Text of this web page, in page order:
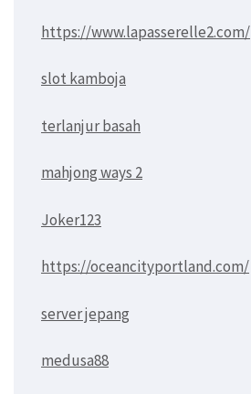
https://www.lapasserelle2.com/
slot kamboja
terlanjur basah
mahjong ways 2
Joker123
https://oceancityportland.com/
server jepang
medusa88